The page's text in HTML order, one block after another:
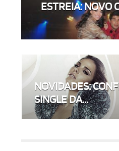
ESTREIA: NOVO
NOVIDADES:
SINGLE DA...